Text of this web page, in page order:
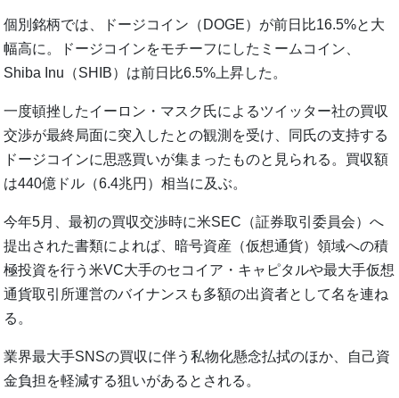
個別銘柄では、ドージコイン（DOGE）が前日比16.5%と大
幅高に。ドージコインをモチーフにしたミームコイン、
Shiba Inu（SHIB）は前日比6.5%上昇した。
一度頓挫したイーロン・マスク氏によるツイッター社の買収
交渉が最終局面に突入したとの観測を受け、同氏の支持する
ドージコインに思惑買いが集まったものと見られる。買収額
は440億ドル（6.4兆円）相当に及ぶ。
今年5月、最初の買収交渉時に米SEC（証券取引委員会）へ
提出された書類によれば、暗号資産（仮想通貨）領域への積
極投資を行う米VC大手のセコイア・キャピタルや最大手仮想
通貨取引所運営のバイナンスも多額の出資者として名を連ね
る。
業界最大手SNSの買収に伴う私物化懸念払拭のほか、自己資
金負担を軽減する狙いがあるとされる。